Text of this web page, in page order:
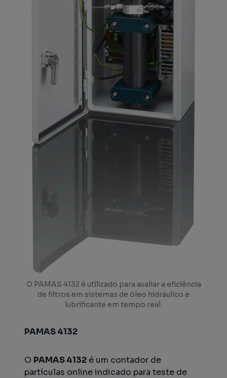
O PAMAS 4132 é utilizado para avaliar a eficiência
de filtros em sistemas de óleo hidráulico e
lubrificante em tempo real.
PAMAS 4132
O PAMAS 4132 é um contador de
partículas online indicado para teste de